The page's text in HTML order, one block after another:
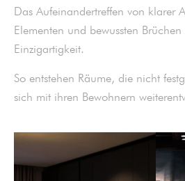
Das Aufeinandertreffen von klarer
Elementen und bewussten
Einzigartigkeit.
So entstehen Räume, die nicht
sich mit ihren Bewohnern